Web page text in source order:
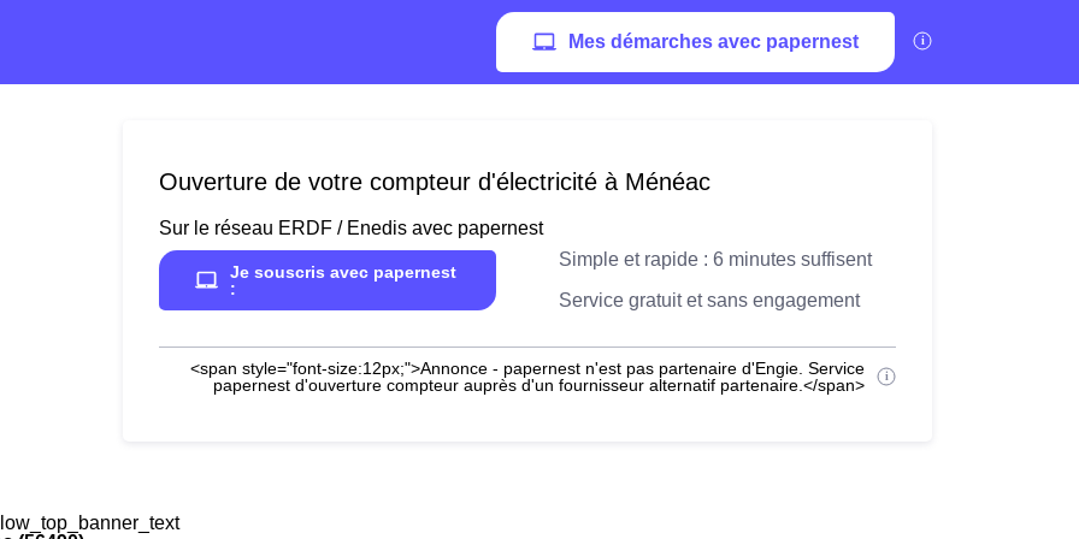
Mes démarches avec papernest
Ouverture de votre compteur d'électricité à Ménéac
Sur le réseau ERDF / Enedis avec papernest
Je souscris avec papernest
:
Simple et rapide : 6 minutes suffisent
Service gratuit et sans engagement
<span style="font-size:12px;">Annonce - papernest n'est pas partenaire d'Engie. Service
papernest d'ouverture compteur auprès d'un fournisseur alternatif partenaire.</span>